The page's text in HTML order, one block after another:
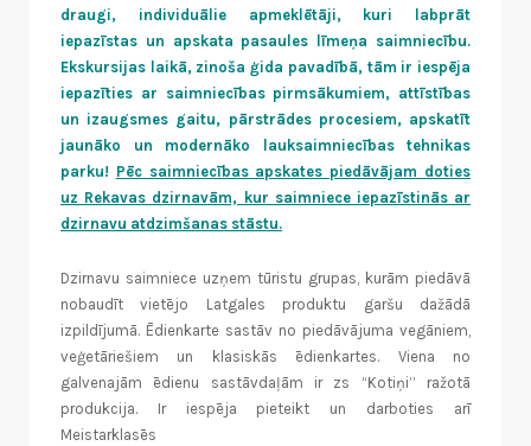
draugi, individuālie apmeklētāji, kuri labprāt
iepazīstas un apskata pasaules līmeņa saimniecību.
Ekskursijas laikā, zinoša ģida pavadībā, tām ir iespēja
iepazīties ar saimniecības pirmsākumiem, attīstības
un izaugsmes gaitu, pārstrādes procesiem, apskatīt
jaunāko un modernāko lauksaimniecības tehnikas
parku! Pēc saimniecības apskates piedāvājam doties
uz Rekavas dzirnavām, kur saimniece iepazīstinās ar
dzirnavu atdzimšanas stāstu.
Dzirnavu saimniece uzņem tūristu grupas, kurām piedāvā
nobaudīt vietējo Latgales produktu garšu dažādā
izpildījumā. Ēdienkarte sastāv no piedāvājuma vegāniem,
veģetāriešiem un klasiskās ēdienkartes. Viena no
galvenajām ēdienu sastāvdaļām ir zs “Kotiņi’’ ražotā
produkcija. Ir iespēja pieteikt un darboties arī
Meistarklasēs